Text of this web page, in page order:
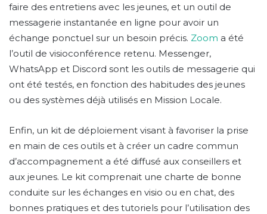
faire des entretiens avec les jeunes, et un outil de
messagerie instantanée en ligne pour avoir un
échange ponctuel sur un besoin précis. Zoom a été
l’outil de visioconférence retenu. Messenger,
WhatsApp et Discord sont les outils de messagerie qui
ont été testés, en fonction des habitudes des jeunes
ou des systèmes déjà utilisés en Mission Locale.
Enfin, un kit de déploiement visant à favoriser la prise
en main de ces outils et à créer un cadre commun
d’accompagnement a été diffusé aux conseillers et
aux jeunes. Le kit comprenait une charte de bonne
conduite sur les échanges en visio ou en chat, des
bonnes pratiques et des tutoriels pour l’utilisation des